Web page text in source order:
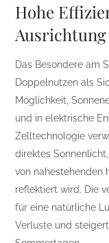
Hohe
Ausrichtung
Das Besondere am
Doppelnutzen als
Möglichkeit,
und in elektrische
Zelltechnologie
direktes
von nahestehenden
reflektiert wird. Die
für eine natürliche
Verluste und